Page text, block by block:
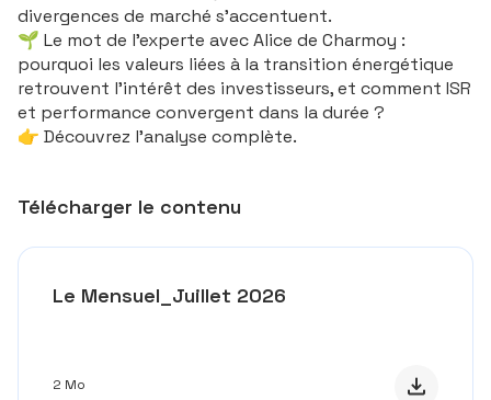
divergences de marché s'accentuent.
🌱 Le mot de l'experte avec Alice de Charmoy :
pourquoi les valeurs liées à la transition énergétique
retrouvent l'intérêt des investisseurs, et comment ISR
et performance convergent dans la durée ?
👉 Découvrez l'analyse complète.
Télécharger le contenu
Le Mensuel_Juillet 2026
2 Mo Télécharger